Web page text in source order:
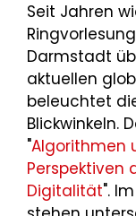
Seit Jahren
Darmstadt
aktuellen
beleuchtet
Blickwinkeln.
"Algorithmen
Perspektiven
Digitalität".